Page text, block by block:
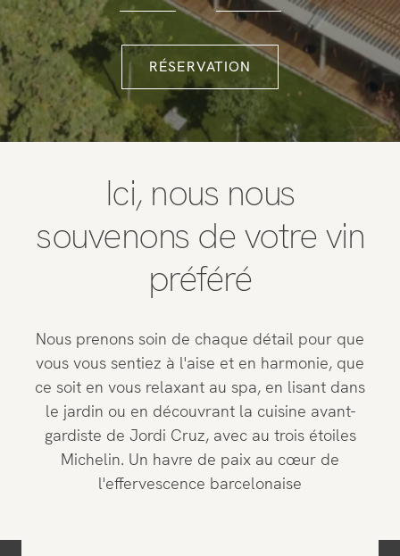
Penthouse
Salle de sport et spa
Restaurant
Expériences
Ici, nous nous
souvenons de votre vin
préféré
Nous prenons soin de chaque détail pour que
vous vous sentiez à l'aise et en harmonie, que
ce soit en vous relaxant au spa, en lisant dans
le jardin ou en découvrant la cuisine avant-
gardiste de Jordi Cruz, avec au trois étoiles
Michelin. Un havre de paix au cœur de
l'effervescence barcelonaise